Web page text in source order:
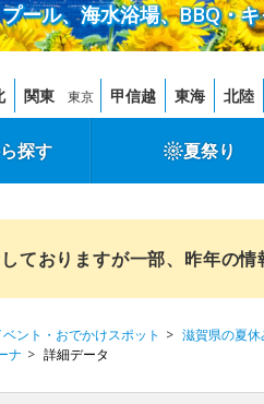
ール、海水浴場、BBQ・
関東 東京 甲信越 東海 北陸
探す 夏祭り
ておりますが一部、昨年の情
ント・おでかけスポット 滋賀県の夏
ナ
詳細データ